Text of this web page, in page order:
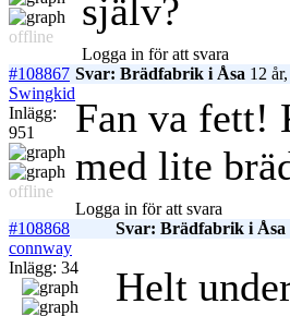
offline
själv?
Logga in för att svara
#108867 Svar: Brädfabrik i Åsa 12
Swingkid
Inlägg:
951
offline
Fan va fett!
med lite
Logga in för att svara
#108868
Svar: Brädfabrik i Åsa
connway
Inlägg: 34
Helt